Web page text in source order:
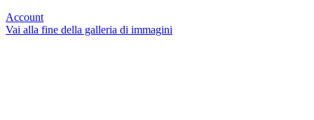
Account
Vai alla fine della galleria di immagini